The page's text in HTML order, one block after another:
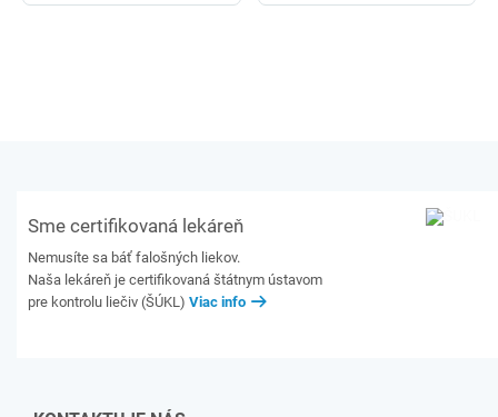
Sme certifikovaná lekáreň
Nemusíte sa báť falošných liekov.
Naša lekáreň je certifikovaná štátnym ústavom
pre kontrolu liečiv (ŠÚKL) Viac info